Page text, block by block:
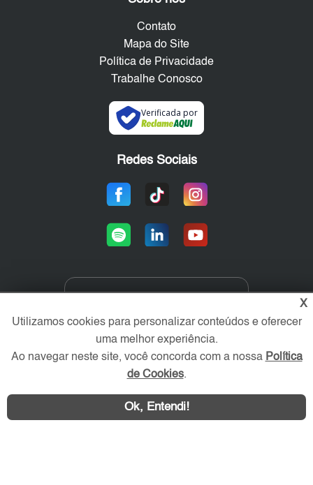
Contato
Mapa do Site
Política de Privacidade
Trabalhe Conosco
Verificada por
Redes Sociais
acesse sua conta:
X
Utilizamos cookies para personalizar conteúdos e oferecer
uma melhor experiência.
Ao navegar neste site, você concorda com a nossa Política
de Cookies.
Ok, Entendi!